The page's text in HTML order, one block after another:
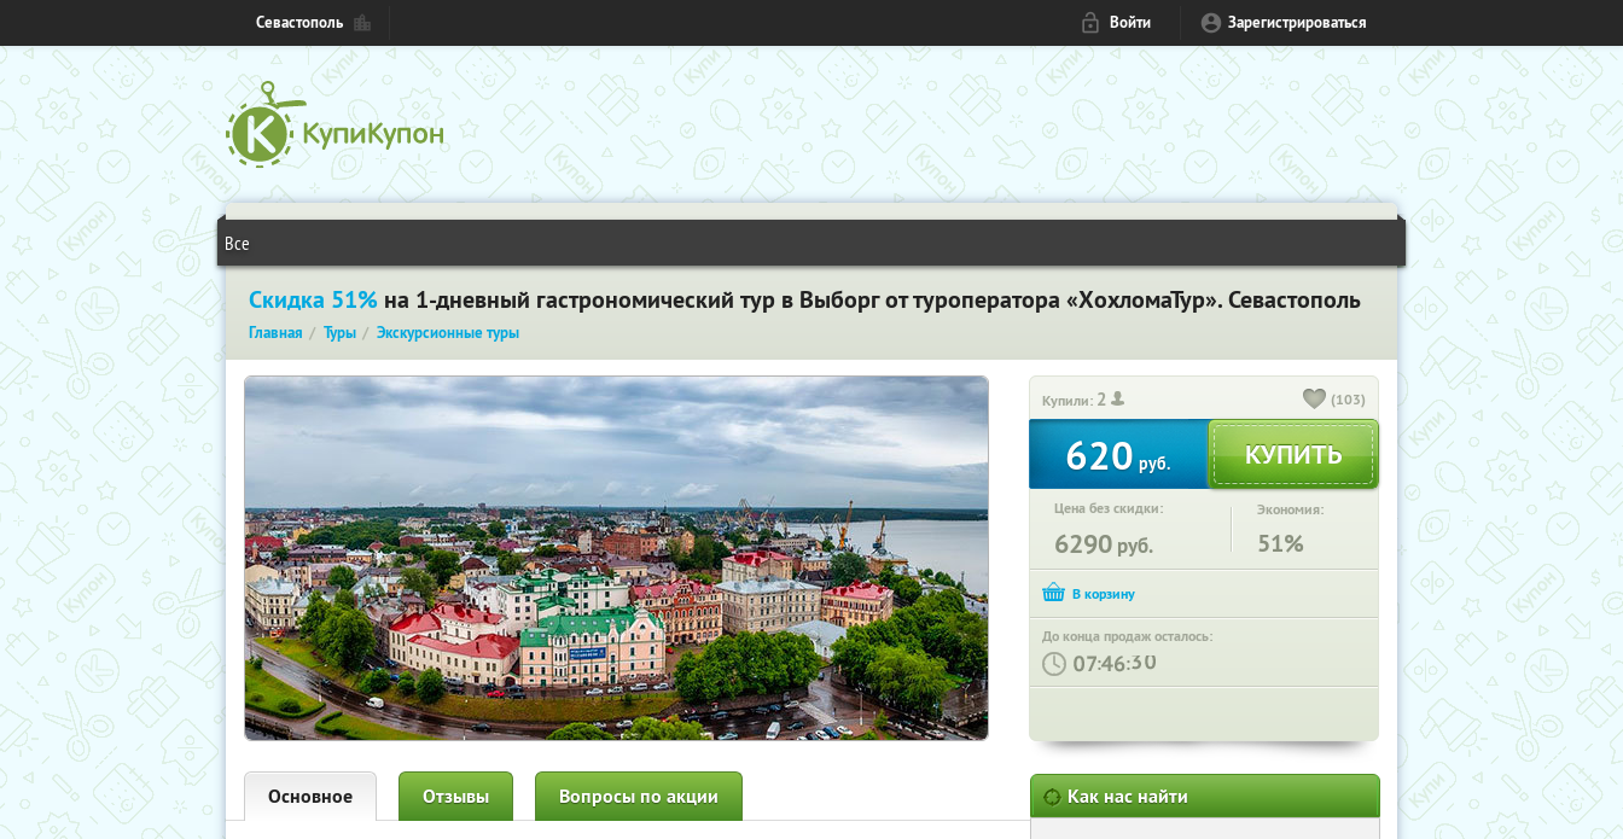
Севастополь Войти Зарегистрироваться
Все
Скидка 51% на 1-дневный гастрономический тур в Выборг от туроператора «ХохломаТур». Севастополь
Главная Туры Экскурсионные туры
Купили: 2 (103)
620 руб.
Цена без скидки:
6290 руб.
Экономия:
51%
До конца продаж осталось:
: :
Основное Отзывы Вопросы по акции Как нас найти